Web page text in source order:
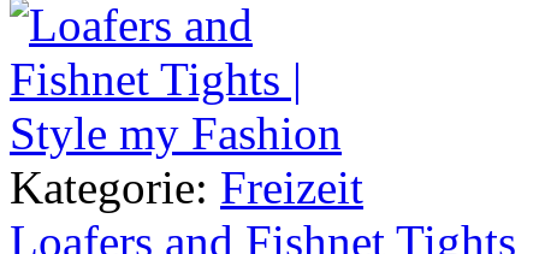
Kategorie: Freizeit
Loafers and Fishnet Tights